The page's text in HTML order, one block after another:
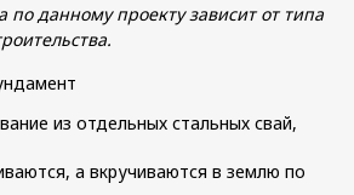
данному проекту зависит от типа
из отдельных стальных свай,
а вкручиваются в землю по